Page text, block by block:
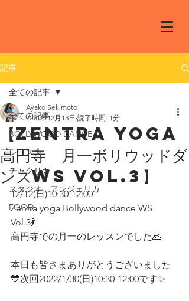
記事
全ての記事
BOLLYWOOD DANCE
レッスン
チャクリカ
スタジオ アンジェリカ
FOOD
全ての記事
【Zentra yoga
高円寺 月一ボリウッドダ
ンスWS Vol.3】
Ayako Sekimoto
2021年12月13日 読了時間: 1分
12/12(日)10:30-12:00
Zentra yoga Bollywood dance WS
Vol.3💃
高円寺での月一のレッスンでした🙏
本日も皆さまありがとうございました
💙次回2022/1/30(日)10:30-12:00です✨